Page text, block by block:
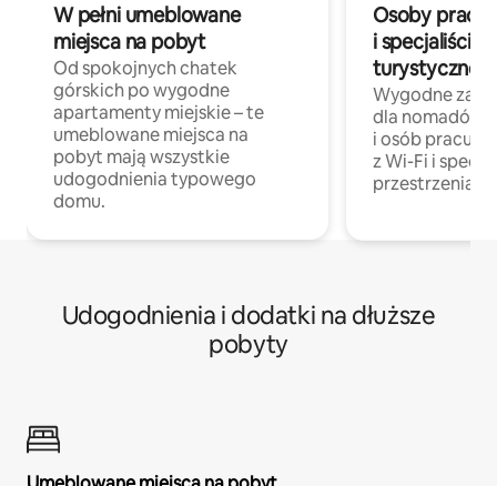
W pełni umeblowane
miejsca na pobyt
Od spokojnych chatek
górskich po wygodne
apartamenty miejskie – te
umeblowane miejsca na
pobyt mają wszystkie
udogodnienia typowego
domu.
Osoby
i specjaliści z
turystycznej
Wygodne
dla nomadów
i osób
z Wi-Fi i
przestrzenią
Udogodnienia i dodatki na dłuższe
pobyty